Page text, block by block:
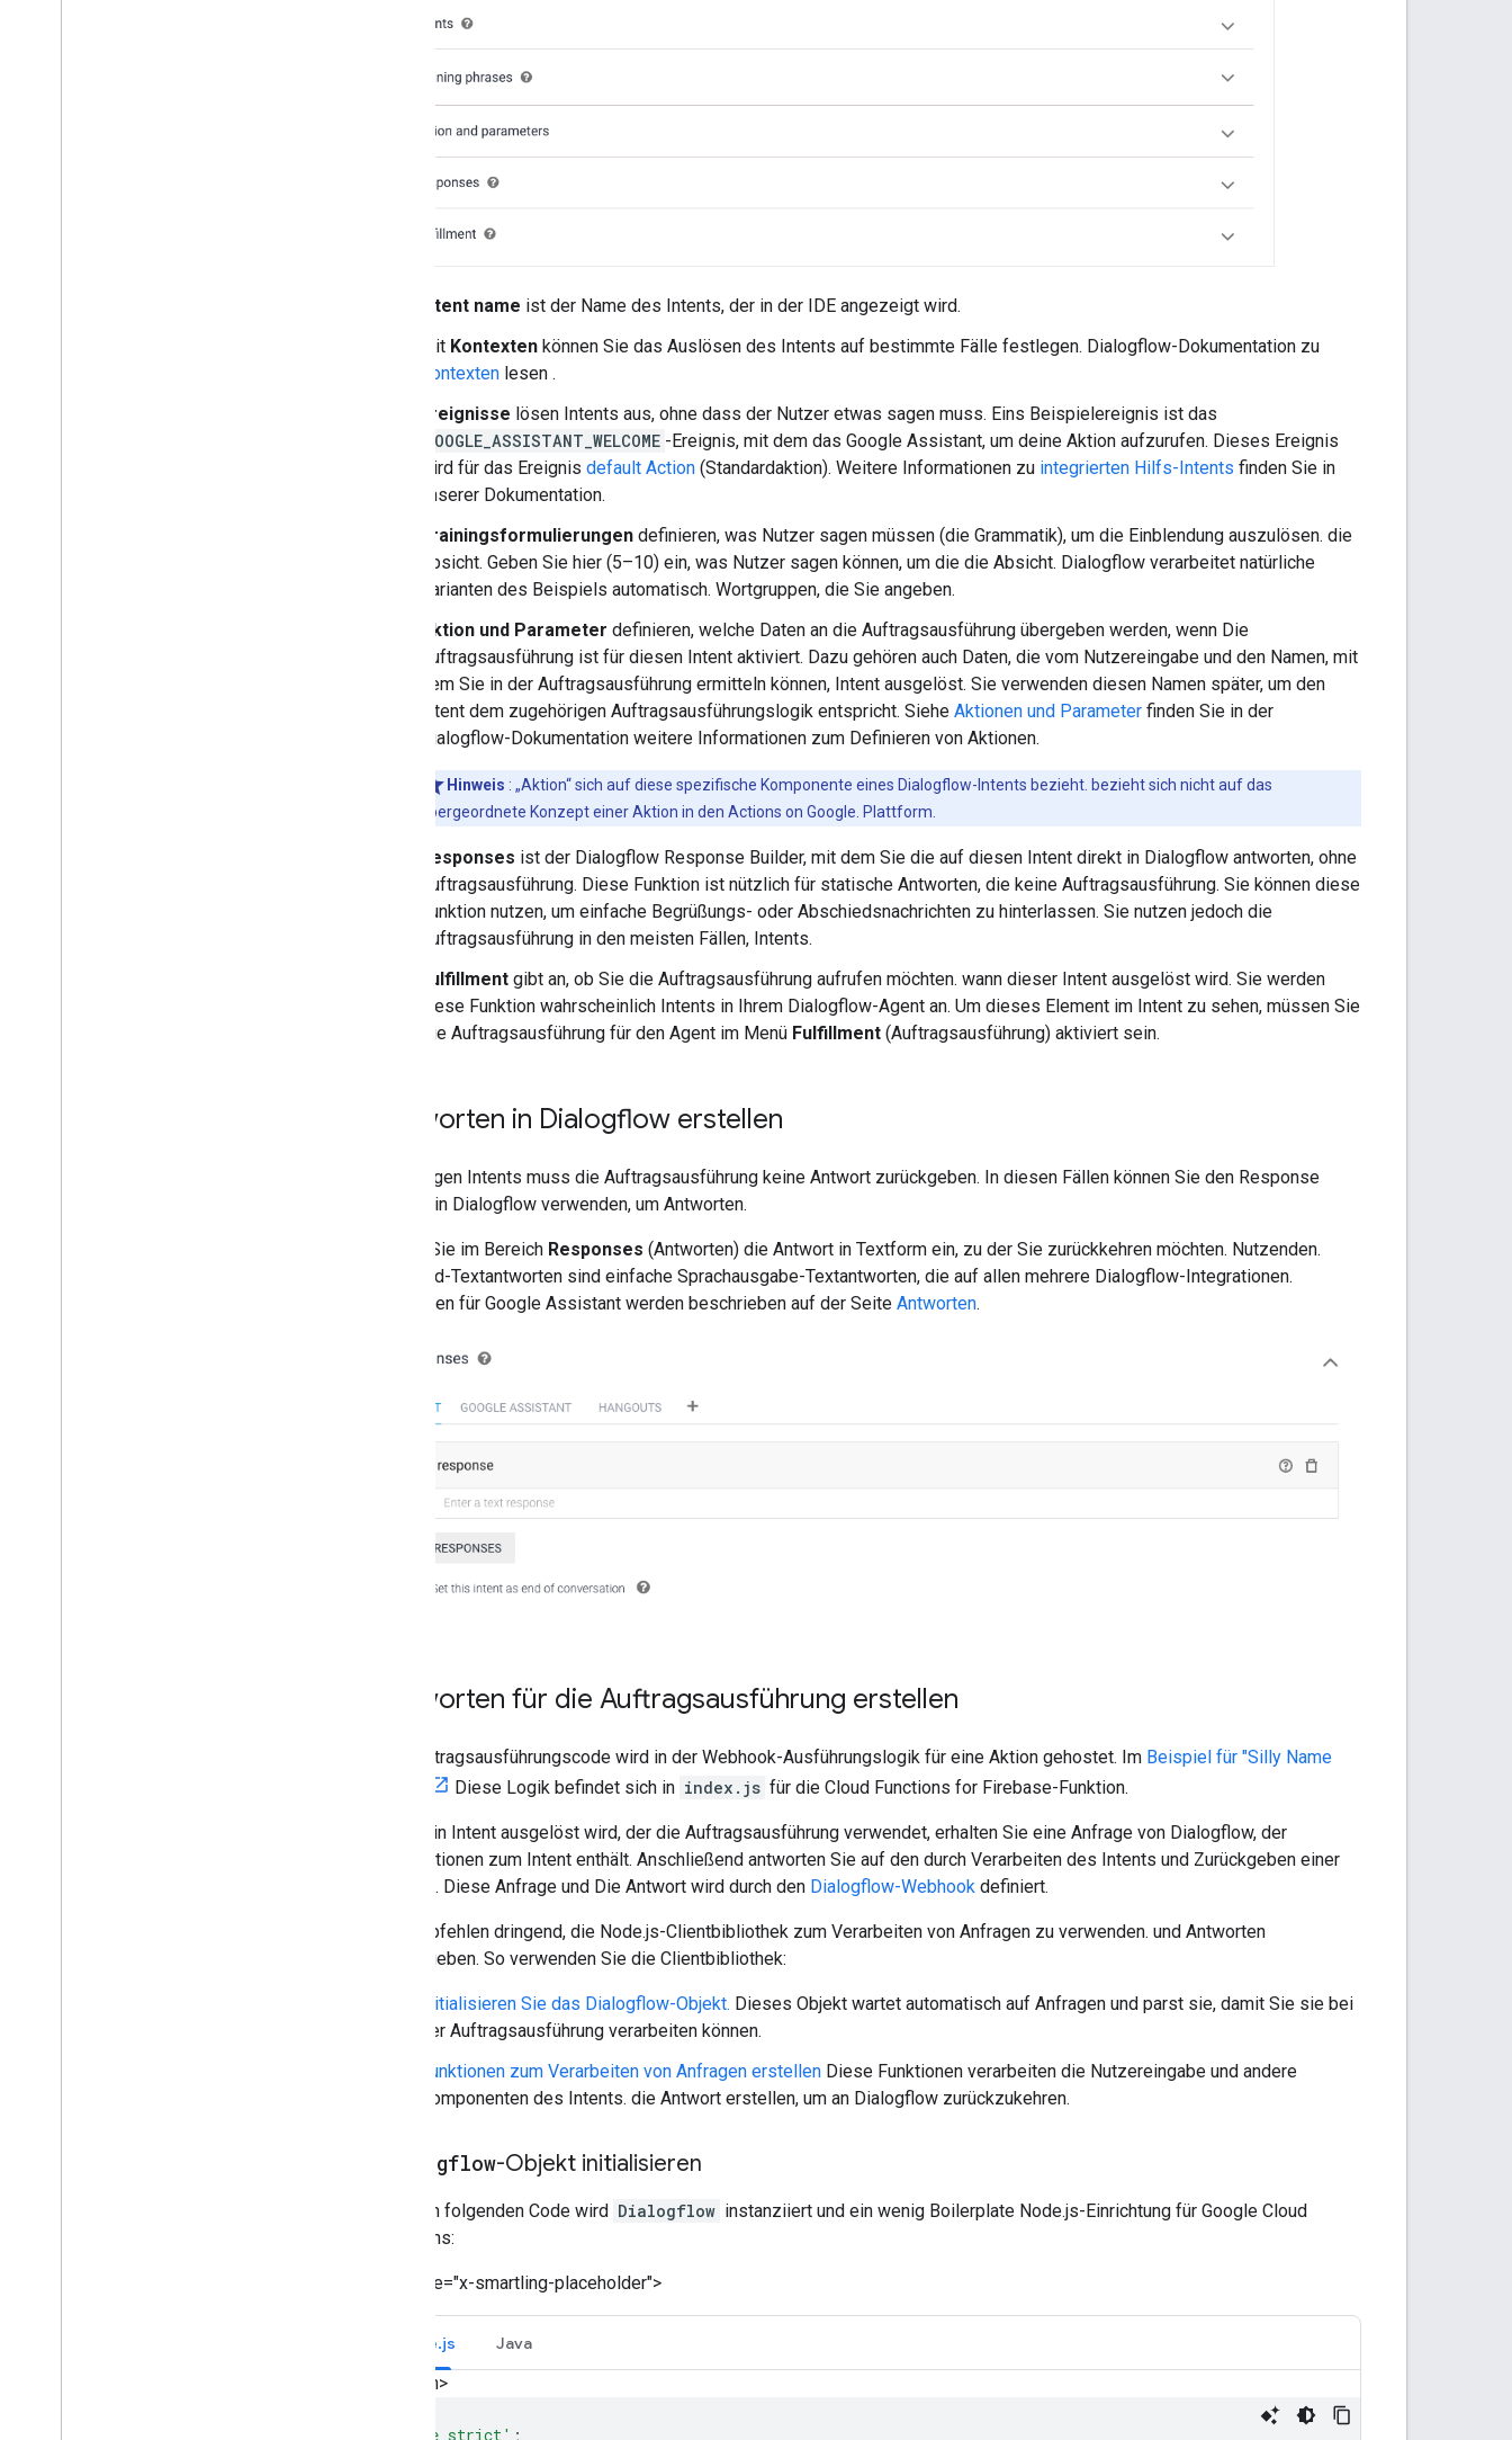
Intent name ist der Name des Intents, der in der IDE angezeigt wird.
Mit Kontexten können Sie das Auslösen des Intents auf bestimmte Fälle festlegen. Dialogflow-Dokumentation zu
Kontexten lesen .
Ereignisse lösen Intents aus, ohne dass der Nutzer etwas sagen muss. Eins Beispielereignis ist das
GOOGLE_ASSISTANT_WELCOME -Ereignis, mit dem das Google Assistant, um deine Aktion aufzurufen. Dieses Ereignis
wird für das Ereignis default Action (Standardaktion). Weitere Informationen zu integrierten Hilfs-Intents finden Sie in
unserer Dokumentation.
Trainingsformulierungen definieren, was Nutzer sagen müssen (die Grammatik), um die Einblendung auszulösen. die
Absicht. Geben Sie hier (5–10) ein, was Nutzer sagen können, um die die Absicht. Dialogflow verarbeitet natürliche
Varianten des Beispiels automatisch. Wortgruppen, die Sie angeben.
Aktion und Parameter definieren, welche Daten an die Auftragsausführung übergeben werden, wenn Die
Auftragsausführung ist für diesen Intent aktiviert. Dazu gehören auch Daten, die vom Nutzereingabe und den Namen, mit
dem Sie in der Auftragsausführung ermitteln können, Intent ausgelöst. Sie verwenden diesen Namen später, um den
Intent dem zugehörigen Auftragsausführungslogik entspricht. Siehe Aktionen und Parameter finden Sie in der
Dialogflow-Dokumentation weitere Informationen zum Definieren von Aktionen.
Hinweis : „Aktion“ sich auf diese spezifische Komponente eines Dialogflow-Intents bezieht. bezieht sich nicht auf das
übergeordnete Konzept einer Aktion in den Actions on Google. Plattform.
Responses ist der Dialogflow Response Builder, mit dem Sie die auf diesen Intent direkt in Dialogflow antworten, ohne
Auftragsausführung. Diese Funktion ist nützlich für statische Antworten, die keine Auftragsausführung. Sie können diese
Funktion nutzen, um einfache Begrüßungs- oder Abschiedsnachrichten zu hinterlassen. Sie nutzen jedoch die
Auftragsausführung in den meisten Fällen, Intents.
Fulfillment gibt an, ob Sie die Auftragsausführung aufrufen möchten. wann dieser Intent ausgelöst wird. Sie werden
diese Funktion wahrscheinlich Intents in Ihrem Dialogflow-Agent an. Um dieses Element im Intent zu sehen, müssen Sie
Die Auftragsausführung für den Agent im Menü Fulfillment (Auftragsausführung) aktiviert sein.
Antworten in Dialogflow erstellen
Bei einigen Intents muss die Auftragsausführung keine Antwort zurückgeben. In diesen Fällen können Sie den Response
Builder in Dialogflow verwenden, um Antworten.
Geben Sie im Bereich Responses (Antworten) die Antwort in Textform ein, zu der Sie zurückkehren möchten. Nutzenden.
Standard-Textantworten sind einfache Sprachausgabe-Textantworten, die auf allen mehrere Dialogflow-Integrationen.
Antworten für Google Assistant werden beschrieben auf der Seite Antworten.
Antworten für die Auftragsausführung erstellen
Der Auftragsausführungscode wird in der Webhook-Ausführungslogik für eine Aktion gehostet. Im Beispiel für "Silly Name
Diese Logik befindet sich in index.js für die Cloud Functions for Firebase-Funktion.
Wenn ein Intent ausgelöst wird, der die Auftragsausführung verwendet, erhalten Sie eine Anfrage von Dialogflow, der
Informationen zum Intent enthält. Anschließend antworten Sie auf den durch Verarbeiten des Intents und Zurückgeben einer
Antwort. Diese Anfrage und Die Antwort wird durch den Dialogflow-Webhook definiert.
Wir empfehlen dringend, die Node.js-Clientbibliothek zum Verarbeiten von Anfragen zu verwenden. und Antworten
zurückgeben. So verwenden Sie die Clientbibliothek:
Initialisieren Sie das Dialogflow-Objekt. Dieses Objekt wartet automatisch auf Anfragen und parst sie, damit Sie sie bei
der Auftragsausführung verarbeiten können.
Funktionen zum Verarbeiten von Anfragen erstellen Diese Funktionen verarbeiten die Nutzereingabe und andere
Komponenten des Intents. die Antwort erstellen, um an Dialogflow zurückzukehren.
Dialogflow-Objekt initialisieren
Mit dem folgenden Code wird Dialogflow instanziiert und ein wenig Boilerplate Node.js-Einrichtung für Google Cloud
Functions:
<ph type="x-smartling-placeholder">
Node.js Java
</ph>
'use strict' ;